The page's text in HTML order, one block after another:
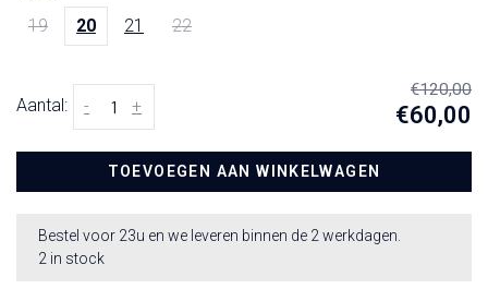
19 20 21 22
Aantal: +
-
€120,00
€60,00
TOEVOEGEN AAN WINKELWAGEN
Bestel voor 23u en we leveren binnen de 2 werkdagen.
2 in stock